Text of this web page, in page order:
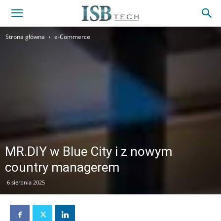
Strona główna e-Commerce
MR.DIY w Blue City i z nowym
country managerem
6 sierpnia 2025